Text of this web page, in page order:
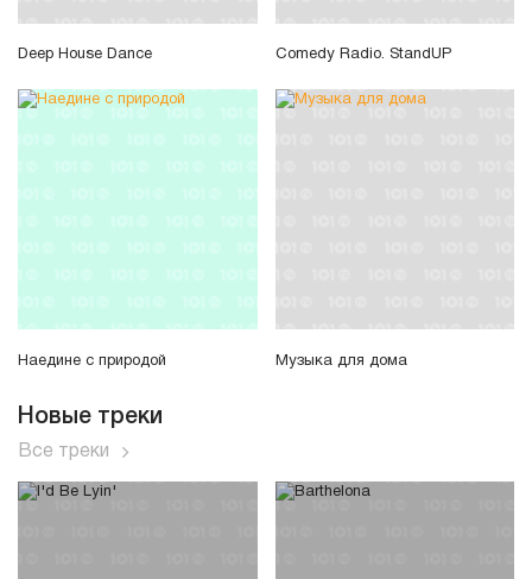
Deep House Dance Comedy Radio. StandUP
Наедине с природой Музыка для дома
Новые треки
Все треки